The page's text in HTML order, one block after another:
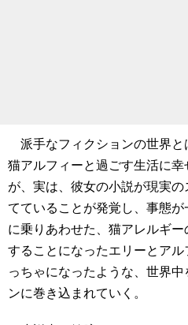
派手なフィクションの世界
猫アルフィーと過ごす生活に
が、実は、彼女の小説が現実
てていることが発覚し、事態
に乗りあわせた、猫アレルギ
することになったエリーとア
っちゃになったような、世界
ンに巻き込まれていく。